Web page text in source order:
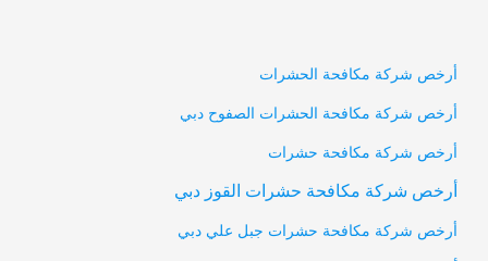
أرخص شركة مكافحة الحشرات
أرخص شركة مكافحة الحشرات الصفوح دبي
أرخص شركة مكافحة حشرات
أرخص شركة مكافحة حشرات القوز دبي
أرخص شركة مكافحة حشرات جبل علي دبي